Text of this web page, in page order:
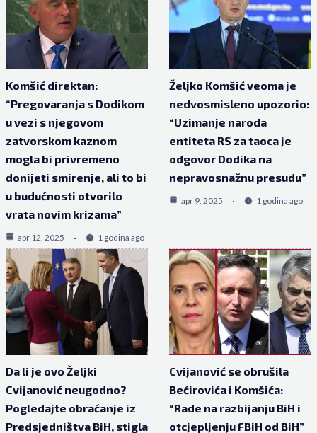
Komšić direktan:
“Pregovaranja s Dodikom
u vezi s njegovom
zatvorskom kaznom
mogla bi privremeno
donijeti smirenje, ali to bi
u budućnosti otvorilo
vrata novim krizama”
apr 12, 2025 1 godina ago
Željko Komšić veoma je
nedvosmisleno upozorio:
“Uzimanje naroda
entiteta RS za taoca je
odgovor Dodika na
nepravosnažnu presudu”
apr 9, 2025 1 godina ago
Da li je ovo Željki
Cvijanović neugodno?
Pogledajte obraćanje iz
Predsjedništva BiH, stigla
Cvijanović se obrušila
Bećirovića i Komšića:
“Rade na razbijanju BiH i
otcjepljenju FBiH od BiH”